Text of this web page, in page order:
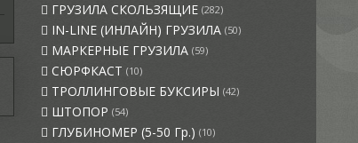
ГРУЗИЛА СКОЛЬЗЯЩИЕ (282)
IN-LINE (ИНЛАЙН) ГРУЗИЛА (50)
МАРКЕРНЫЕ ГРУЗИЛА (59)
СЮРФКАСТ (10)
ТРОЛЛИНГОВЫЕ БУКСИРЫ (42)
ШТОПОР (54)
ГЛУБИНОМЕР (5-50 Гр.) (10)